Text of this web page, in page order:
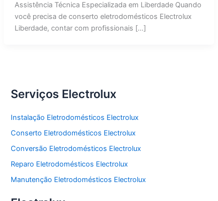
Assistência Técnica Especializada em Liberdade Quando
você precisa de conserto eletrodomésticos Electrolux
Liberdade, contar com profissionais […]
Serviços Electrolux
Instalação Eletrodomésticos Electrolux
Conserto Eletrodomésticos Electrolux
Conversão Eletrodomésticos Electrolux
Reparo Eletrodomésticos Electrolux
Manutenção Eletrodomésticos Electrolux